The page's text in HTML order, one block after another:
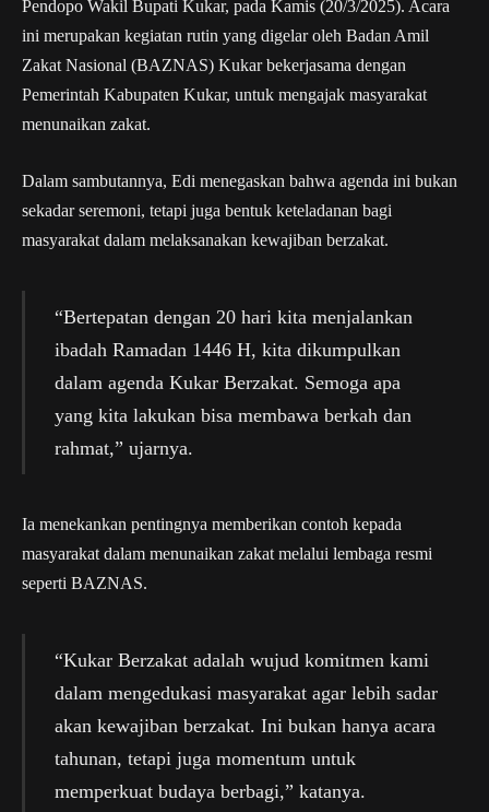
Pendopo Wakil Bupati Kukar, pada Kamis (20/3/2025). Acara
ini merupakan kegiatan rutin yang digelar oleh Badan Amil
Zakat Nasional (BAZNAS) Kukar bekerjasama dengan
Pemerintah Kabupaten Kukar, untuk mengajak masyarakat
menunaikan zakat.
Dalam sambutannya, Edi menegaskan bahwa agenda ini bukan
sekadar seremoni, tetapi juga bentuk keteladanan bagi
masyarakat dalam melaksanakan kewajiban berzakat.
“Bertepatan dengan 20 hari kita menjalankan
ibadah Ramadan 1446 H, kita dikumpulkan
dalam agenda Kukar Berzakat. Semoga apa
yang kita lakukan bisa membawa berkah dan
rahmat,” ujarnya.
Ia menekankan pentingnya memberikan contoh kepada
masyarakat dalam menunaikan zakat melalui lembaga resmi
seperti BAZNAS.
“Kukar Berzakat adalah wujud komitmen kami
dalam mengedukasi masyarakat agar lebih sadar
akan kewajiban berzakat. Ini bukan hanya acara
tahunan, tetapi juga momentum untuk
memperkuat budaya berbagi,” katanya.